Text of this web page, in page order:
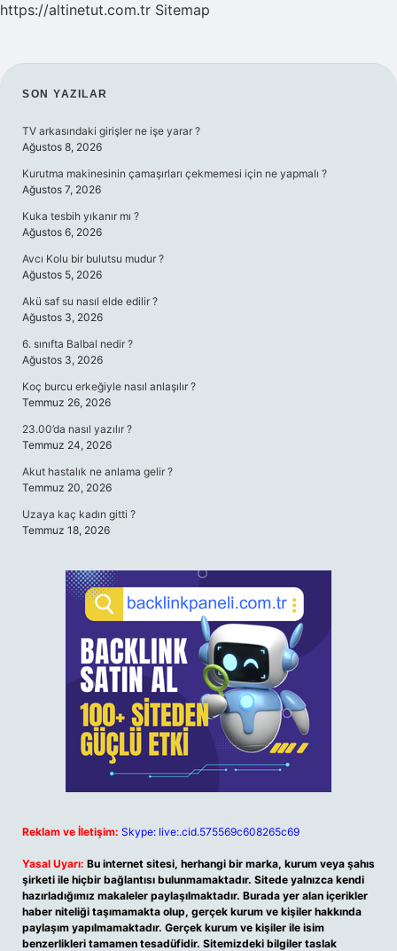
https://altinetut.com.tr Sitemap
SIDEBAR
SON YAZILAR
TV arkasındaki girişler ne işe yarar ?
Ağustos 8, 2026
Kurutma makinesinin çamaşırları çekmemesi için ne yapmalı ?
Ağustos 7, 2026
Kuka tesbih yıkanır mı ?
Ağustos 6, 2026
Avcı Kolu bir bulutsu mudur ?
Ağustos 5, 2026
Akü saf su nasıl elde edilir ?
Ağustos 3, 2026
6. sınıfta Balbal nedir ?
Ağustos 3, 2026
Koç burcu erkeğiyle nasıl anlaşılır ?
Temmuz 26, 2026
23.00’da nasıl yazılır ?
Temmuz 24, 2026
Akut hastalık ne anlama gelir ?
Temmuz 20, 2026
Uzaya kaç kadın gitti ?
Temmuz 18, 2026
Reklam ve İletişim: Skype: live:.cid.575569c608265c69
Yasal Uyarı: Bu internet sitesi, herhangi bir marka, kurum veya şahıs
şirketi ile hiçbir bağlantısı bulunmamaktadır. Sitede yalnızca kendi
hazırladığımız makaleler paylaşılmaktadır. Burada yer alan içerikler
haber niteliği taşımamakta olup, gerçek kurum ve kişiler hakkında
paylaşım yapılmamaktadır. Gerçek kurum ve kişiler ile isim
benzerlikleri tamamen tesadüfidir. Sitemizdeki bilgiler taslak